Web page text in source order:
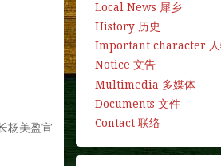
杨美盈宣
Local News 犀乡
History 历史
Important character 人
Notice 文告
Multimedia 多媒体
Documents 文件
Contact 联络